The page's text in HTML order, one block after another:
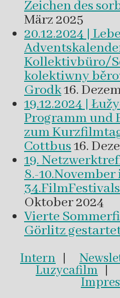
Zeichen des
März 2025
20.12.2024 |
Kollektivbüro/
kolektiwny
Grodk16.
19.12.2024 |
Programm und
zum
Cottbus16.
19.
8.-
Oktober 2024
Vierte
Görlitz
Intern
Luzycafilm